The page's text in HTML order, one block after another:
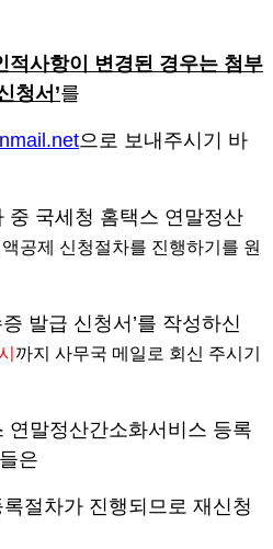
적사항이 변경된 경우는 첨부
청서 ’를
으로 보내주시기 바
중 국세청 홈택스 연말정산
공제 신청절차를 진행하기를 원
발급 신청서 ’를 작성하신
까지 사무국 메일로 회신 주시기
연말정산간소화서비스 등록
은
절차가 진행되므로 재신청